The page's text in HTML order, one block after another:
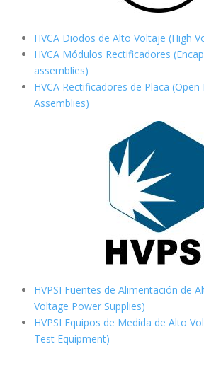
HVCA Diodos de Alto Voltaje (High
HVCA Módulos Rectificadores
assemblies)
HVCA Rectificadores de Placa
Assemblies)
HVPSI Fuentes de Alimentación de
Voltage Power Supplies)
HVPSI Equipos de Medida de Alto
Test Equipment)